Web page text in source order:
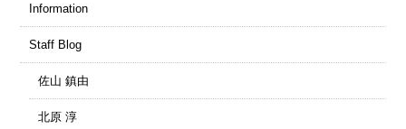
Information
Staff Blog
佐山 鎮由
北原 淳